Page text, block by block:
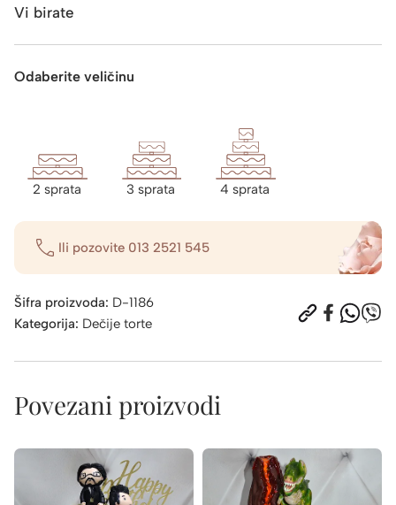
Vi birate
Odaberite veličinu
2 sprata 3 sprata 4 sprata
Ili pozovite 013 2521 545
Šifra proizvoda: D-1186
Kategorija: Dečije torte
Povezani proizvodi